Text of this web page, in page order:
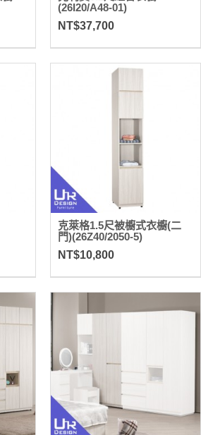
(26I20/A48-01)
NT$37,700
克萊格1.5尺被櫥式衣櫥(二
門)(26Z40/2050-5)
NT$10,800